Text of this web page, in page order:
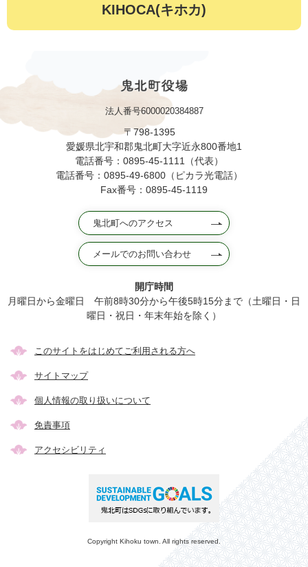
KIHOCA(キホカ)
法人番号6000020384887
〒798-1395
愛媛県北宇和郡鬼北町大字近永800番地1
電話番号：0895-45-1111（代表）
電話番号：0895-49-6800（ピカラ光電話）
Fax番号：0895-45-1119
鬼北町へのアクセス
メールでのお問い合わせ
開庁時間
月曜日から金曜日 午前8時30分から午後5時15分まで（土曜日・日
曜日・祝日・年末年始を除く）
このサイトをはじめてご利用される方へ
サイトマップ
個人情報の取り扱いについて
免責事項
アクセシビリティ
Copyright Kihoku town. All rights reserved.